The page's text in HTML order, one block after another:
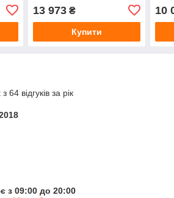
13 973₴
Купити
10
64 відгуків за рік
з 09:00 до 20:00